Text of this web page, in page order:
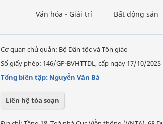
Văn hóa - Giải trí Bất động sản
Cơ quan chủ quản: Bộ Dân tộc và Tôn giáo
Số giấy phép: 146/GP-BVHTTDL, cấp ngày 17/10/2025
Tổng biên tập: Nguyễn Văn Bá
Liên hệ tòa soạn